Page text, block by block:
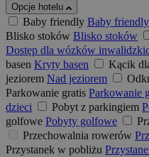
Opcje hotelu
Baby friendly Baby friendly
Blisko stoków Blisko stoków
Dostęp dla wózków
basen Kryty basen Kącik
jeziorem Nad jeziorem
Parkowanie gratis Parkowanie
dzieci
Pobyt z parkingiem
golfowe Pobyty golfowe
Przechowalnia rowerów
Przystanek w pobliżu